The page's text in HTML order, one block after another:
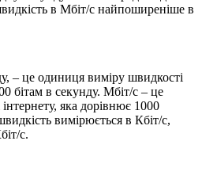
в Мбіт/с найпоширеніше в
– це одиниця виміру швидкості
бітам в секунду. Мбіт/с – це
яка дорівнює 1000
вимірюється в Кбіт/с,
с.